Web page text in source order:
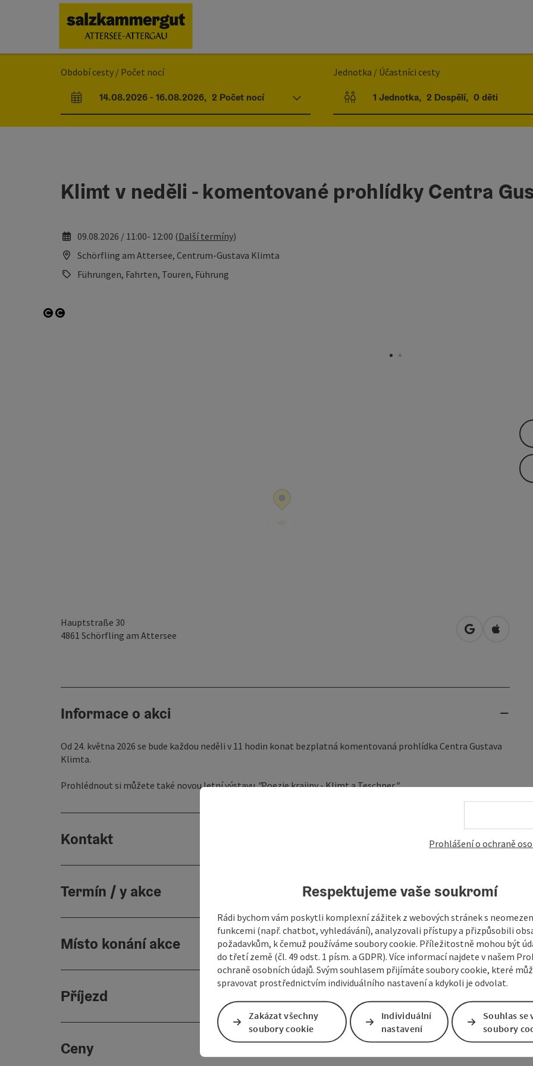
Začátek stránky [2]
[5]
Pokyny k používání webové stránky
[7]
Období cesty / Počet nocí
Pole příjezdu a odjezdu
14.08.2026- 16.08.2026, 2 Počet nocí
Jednotka / Účastníci cesty
Počet jednotek a polí pro osoby
1 Jednotka, 2 Dospělí, 0 děti
Klimt v neděli - komentované prohlídky Centra
09.08.2026 / 11:00- 12:00 (Další termíny)
Schörfling am Attersee, Centrum-Gustava Klimta
Führungen, Fahrten, Touren, Führung
Hauptstraße 30
4861 Schörfling am Attersee Otevřít vOtevřít v
Informace o akci
Od 24. května 2026 se bude každou neděli v 11 hodin konat bezplatná komentovaná prohlídka Centra Gustava
Klimta.
Prohlédnout si můžete také novou letní výstavu"Poezie krajiny - Klimt a Teschner".
Kontakt
Termín / y akce
Místo konání akce
Příjezd
Ceny
Prohlášení o ochraně
Respektujeme vaše soukromí
Rádi bychom vám poskytli komplexní zážitek z webových stránek s
funkcemi (např. chatbot, vyhledávání), analyzovali přístupy a přizpůsobili
požadavkům, k čemuž používáme soubory cookie. Příležitostně mohou být
do třetí země (čl. 49 odst. 1 písm. a GDPR). Více informací najdete v našem
ochraně osobních údajů. Svým souhlasem přijímáte soubory cookie, které
spravovat prostřednictvím individuálního nastavení a kdykoli je odvolat.
Zakázat všechny
soubory cookie
Individuální
nastavení
Souhlas se
soubory